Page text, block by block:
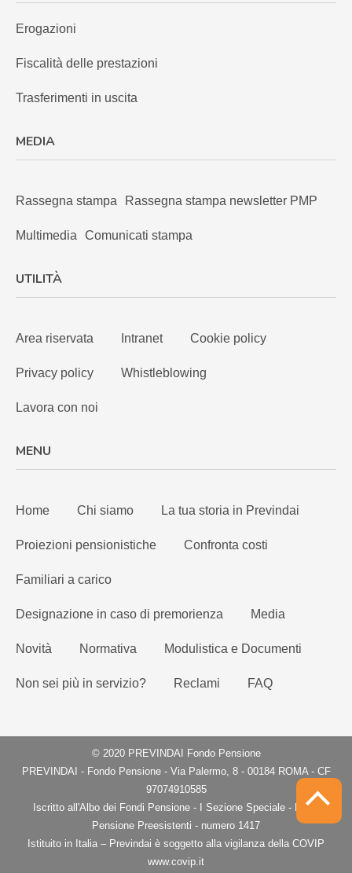
Erogazioni
Fiscalità delle prestazioni
Trasferimenti in uscita
MEDIA
Rassegna stampa Rassegna stampa newsletter PMP
Multimedia Comunicati stampa
UTILITÀ
Area riservata Intranet Cookie policy
Privacy policy Whistleblowing
Lavora con noi
MENU
Home Chi siamo La tua storia in Previndai
Proiezioni pensionistiche Confronta costi
Familiari a carico
Designazione in caso di premorienza Media
Novità Normativa Modulistica e Documenti
Non sei più in servizio? Reclami FAQ
© 2020 PREVINDAI Fondo Pensione
PREVINDAI - Fondo Pensione - Via Palermo, 8 - 00184 ROMA - CF
97074910585
Iscritto all'Albo dei Fondi Pensione - I Sezione Speciale - Fondi
Pensione Preesistenti - numero 1417
Istituito in Italia – Previndai è soggetto alla vigilanza della COVIP
www.covip.it